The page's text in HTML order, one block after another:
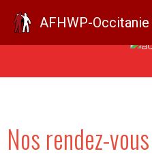
AFHWP-Occitanie
Nos rendez-vous